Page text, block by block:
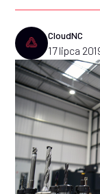
CloudNC
17 lipca